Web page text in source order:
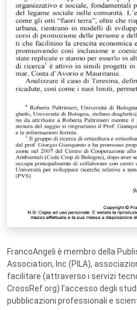
FrancoAngeli è membro della
Association, Inc (PILA),
facilitare (attraverso i servizi
CrossRef.org) l’accesso degli
pubblicazioni professionali e